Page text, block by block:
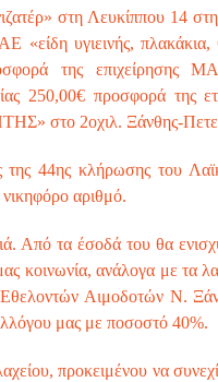
στη Λευκίππου 14
υγιεινής, πλακάκια,
της
250,00€ προσφορά
στο 2οχιλ. Ξάνθης-
44ης κλήρωσης του
αριθμό.
τα έσοδά του θα
κοινωνία, ανάλογα με τα
Εθελοντών Αιμοδοτών Ν.
μας με ποσοστό 40%.
προκειμένου να